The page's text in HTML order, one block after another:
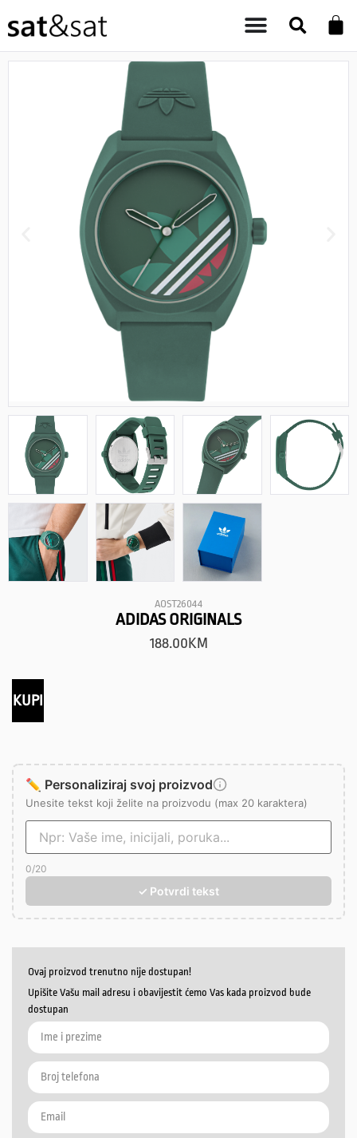
AOST26044
ADIDAS ORIGINALS
188.00KM
KUPI
✏️ Personaliziraj svoj proizvod
Unesite tekst koji želite na proizvodu (max 20 karaktera)
0/20
✓ Potvrdi tekst
Ovaj proizvod trenutno nije dostupan!
Upišite Vašu mail adresu i obavijestit ćemo Vas kada proizvod bude
dostupan